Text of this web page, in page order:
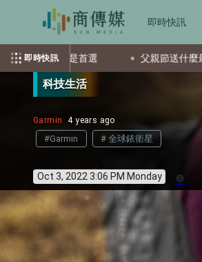
即時快訊
即時快訊父親節送什麼最實用？從聚餐、運
科技生活
Garmin 4 years ago
#Garmin # 全球銥衛星
Oct 3, 2022 3:06 PM Monday info